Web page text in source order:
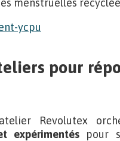
menstruelles
pour
Revolutex
expérimentés pour